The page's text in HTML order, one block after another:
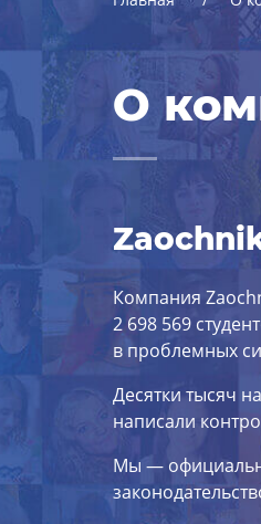
О
Компания
2 698 569
в проблемных
Десятки тысяч
написали
Мы —